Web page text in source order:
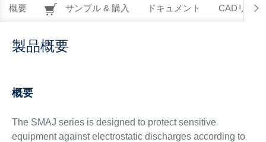
概要 サンプル & 購入 ドキュメント CADリソー
製品概要
概要
The SMAJ series is designed to protect sensitive
equipment against electrostatic discharges according to